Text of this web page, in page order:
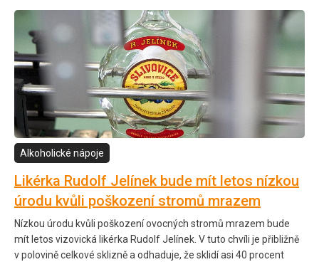
Alkoholické nápoje
Likérka Rudolf Jelínek bude mít letos nízkou
úrodu kvůli poškození stromů mrazem
Nízkou úrodu kvůli poškození ovocných stromů mrazem bude
mít letos vizovická likérka Rudolf Jelínek. V tuto chvíli je přibližně
v polovině celkové sklizně a odhaduje, že sklidí asi 40 procent